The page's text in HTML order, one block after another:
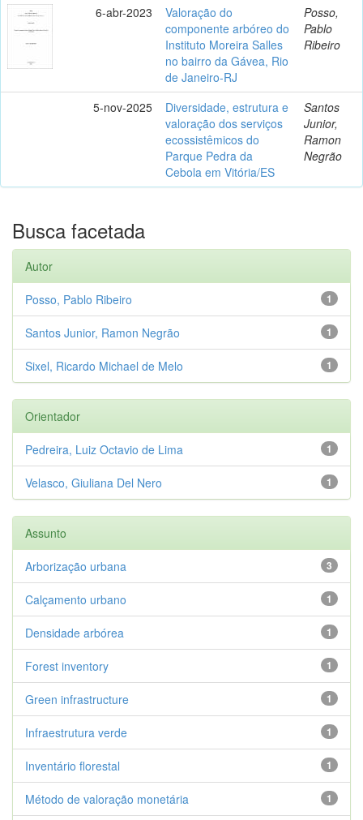
6-abr-2023
Valoração do
componente arbóreo do
Instituto Moreira Salles
no bairro da Gávea, Rio
de Janeiro-RJ
Posso,
Pablo
Ribeiro
5-nov-2025
Diversidade, estrutura e
valoração dos serviços
ecossistêmicos do
Parque Pedra da
Cebola em Vitória/ES
Santos
Junior,
Ramon
Negrão
Busca facetada
Autor
1
Posso, Pablo Ribeiro
1
Santos Junior, Ramon Negrão
1
Sixel, Ricardo Michael de Melo
Orientador
1
Pedreira, Luiz Octavio de Lima
1
Velasco, Giuliana Del Nero
Assunto
3
Arborização urbana
1
Calçamento urbano
1
Densidade arbórea
1
Forest inventory
1
Green infrastructure
1
Infraestrutura verde
1
Inventário florestal
1
Método de valoração monetária